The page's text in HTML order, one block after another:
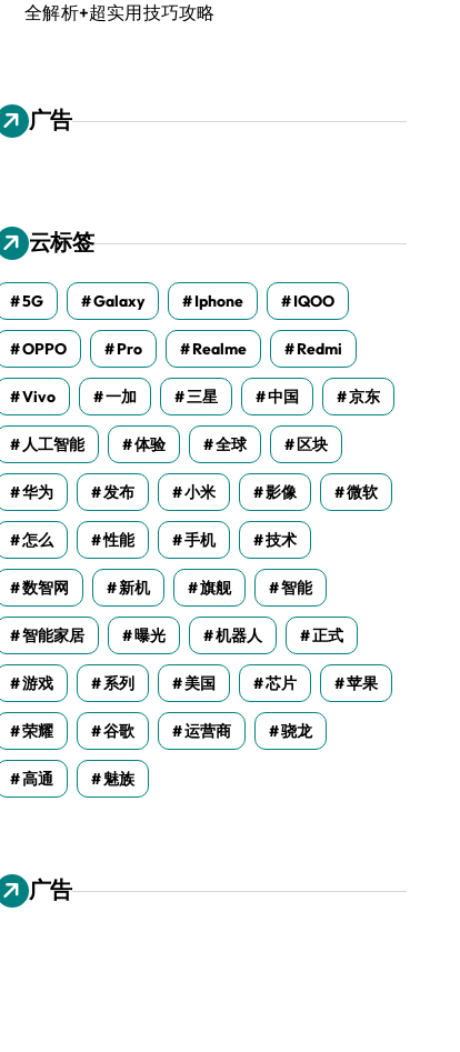
全解析+超实用技巧攻略
广告
云标签
5G Galaxy Iphone IQOO
OPPO Pro Realme Redmi
Vivo 一加 三星 中国 京东
人工智能 体验 全球 区块
华为 发布 小米 影像 微软
怎么 性能 手机 技术
数智网 新机 旗舰 智能
智能家居 曝光 机器人 正式
游戏 系列 美国 芯片 苹果
荣耀 谷歌 运营商 骁龙
高通 魅族
广告